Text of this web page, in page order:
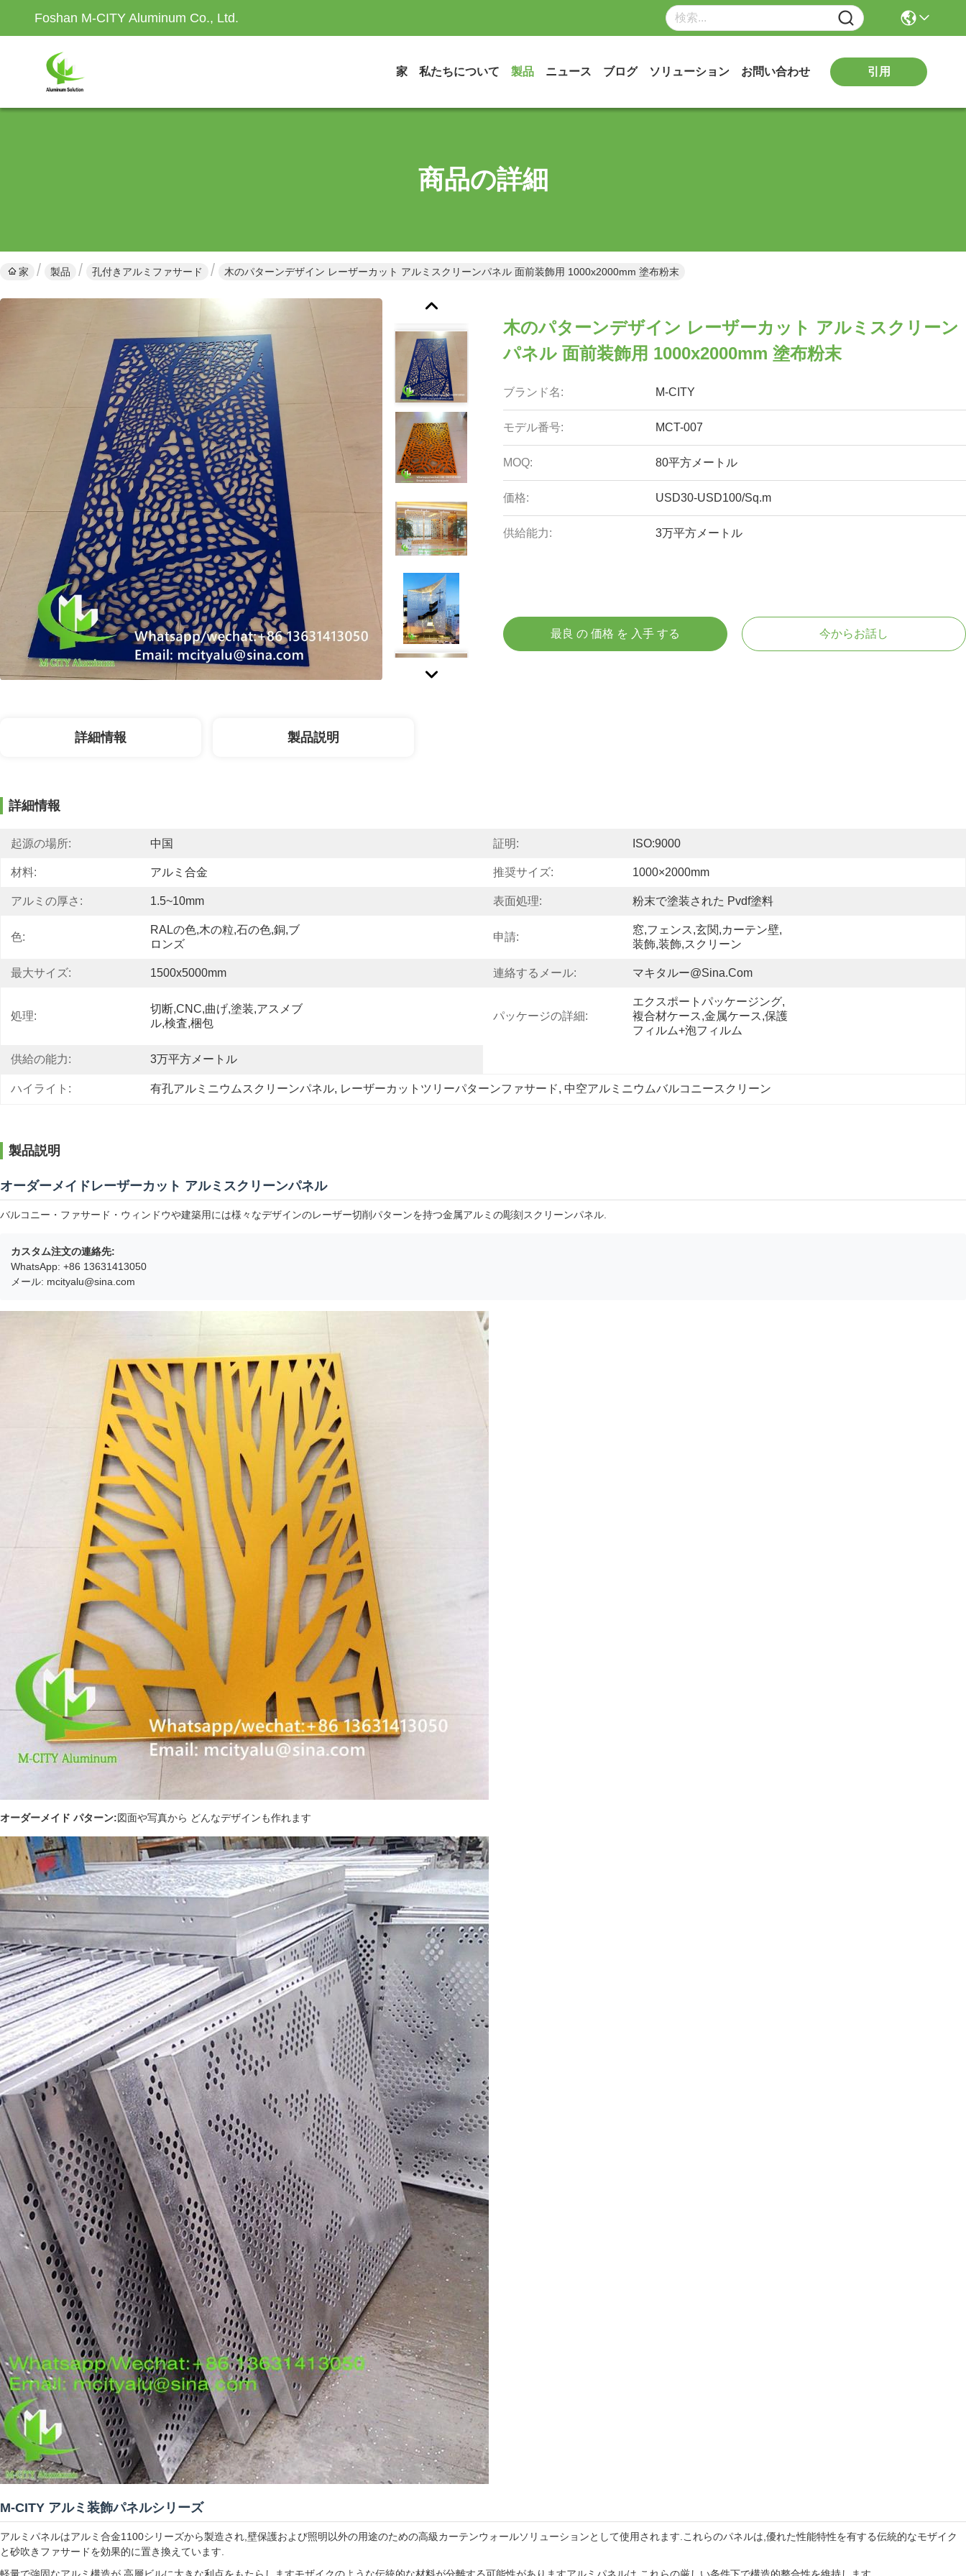
Foshan M-CITY Aluminum Co., Ltd.
家 私たちについて 製品 ニュース ブログ ソリューション お問い合わせ 引用
商品の詳細
家 製品 孔付きアルミファサード 木のパターンデザイン レーザーカット アルミスクリーンパネル 面前装飾用 1000x2000mm 塗布粉末
木のパターンデザイン レーザーカット アルミスクリーン
パネル 面前装飾用 1000x2000mm 塗布粉末
ブランド名: M-CITY
モデル番号: MCT-007
MOQ: 80平方メートル
価格: USD30-USD100/Sq.m
供給能力: 3万平方メートル
最良 の 価格 を 入手 する 今からお話し
詳細情報 製品説明
詳細情報
起源の場所: 中国 証明: ISO:9000
材料: アルミ合金 推奨サイズ: 1000×2000mm
アルミの厚さ: 1.5~10mm 表面処理: 粉末で塗装された Pvdf塗料
色:
RALの色,木の粒,石の色,銅,ブ
ロンズ
申請:
窓,フェンス,玄関,カーテン壁,
装飾,装飾,スクリーン
最大サイズ: 1500x5000mm 連絡するメール: マキタルー@sina.com
処理:
切断,CNC,曲げ,塗装,アスメブ
ル,検査,梱包
パッケージの詳細:
エクスポートパッケージング,
複合材ケース,金属ケース,保護
フィルム+泡フィルム
供給の能力: 3万平方メートル
ハイライト: 有孔アルミニウムスクリーンパネル, レーザーカットツリーパターンファサード, 中空アルミニウムバルコニースクリーン
製品説明
オーダーメイドレーザーカット アルミスクリーンパネル
バルコニー・ファサード・ウィンドウや建築用には様々なデザインのレーザー切削パターンを持つ金属アルミの彫刻スクリーンパネル.
カスタム注文の連絡先:
WhatsApp: +86 13631413050
メール: mcityalu@sina.com
オーダーメイド パターン:図面や写真から どんなデザインも作れます
M-CITY アルミ装飾パネルシリーズ
アルミパネルはアルミ合金1100シリーズから製造され,壁保護および照明以外の用途のための高級カーテンウォールソリューションとして使用されます.これらのパネルは,優れた性能特性を有する伝統的なモザイク
と砂吹きファサードを効果的に置き換えています.